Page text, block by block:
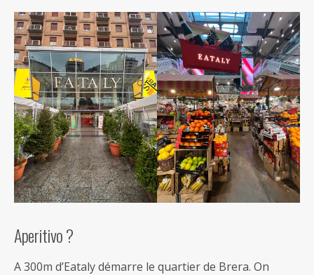
Aperitivo ?
A 300m d’Eataly démarre le quartier de Brera. On